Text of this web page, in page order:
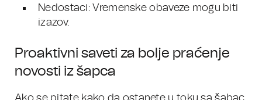
Nedostaci: Vremenske obaveze mogu biti
izazov.
Proaktivni saveti za bolje praćenje
novosti iz šapca